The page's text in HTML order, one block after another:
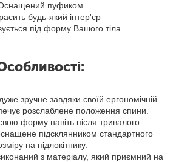
пуфиком
будь-який інтер'єр
під форму Вашого тіла
зручне завдяки своїй ергономічній
розслаблене положення спини.
форму навіть після тривалого
підсклянником стандартного
на підлокітнику.
з матеріалу, який приємний на